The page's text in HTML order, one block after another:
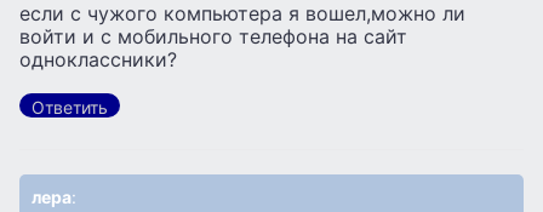
если с чужого компьютера я вошел,можно ли
войти и с мобильного телефона на сайт
одноклассники?
Ответить
лера: